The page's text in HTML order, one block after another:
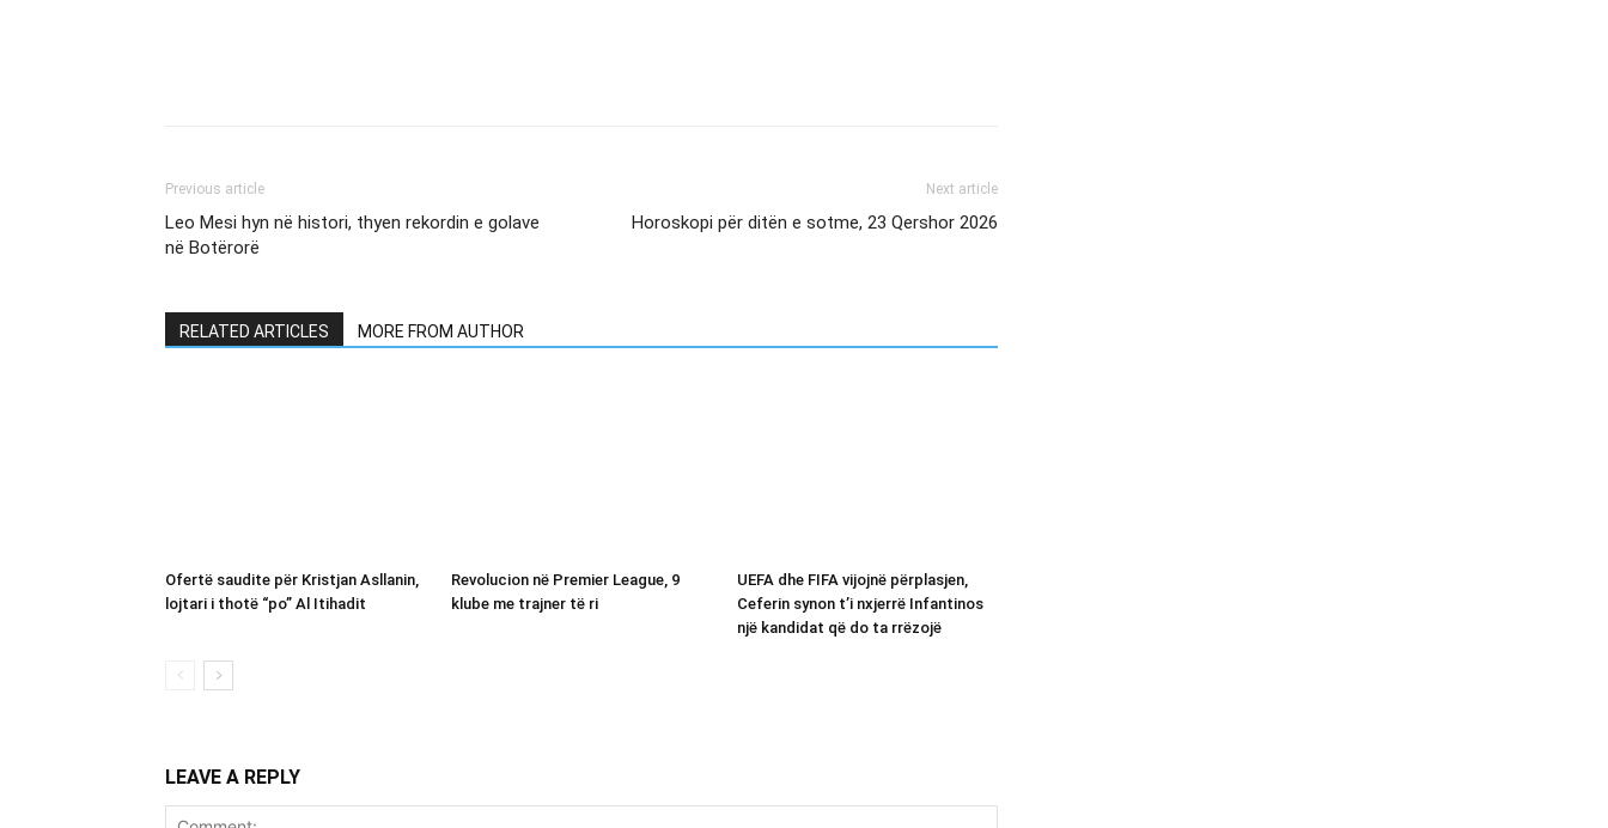
Previous article
Leo Mesi hyn në histori, thyen rekordin e golave
në Botërorë
Next article
Horoskopi për ditën e sotme, 23 Qershor 2026
RELATED ARTICLES MORE FROM AUTHOR
Ofertë saudite për Kristjan Asllanin,
lojtari i thotë “po” Al Itihadit
Revolucion në Premier League, 9
klube me trajner të ri
UEFA dhe FIFA vijojnë përplasjen,
Ceferin synon t’i nxjerrë Infantinos
një kandidat që do ta rrëzojë
LEAVE A REPLY